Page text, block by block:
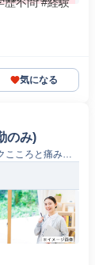
気になる
のみ)
こころと痛みの